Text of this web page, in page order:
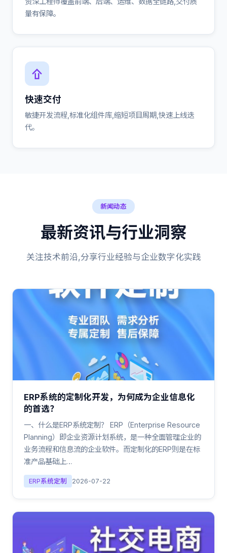
量有保障。
快速交付
敏捷开发流程,标准化组件库,缩短项目周期,快速上线迭
代。
新闻动态
最新资讯与行业洞察
关注技术前沿,分享行业经验与企业数字化实践
ERP系统的定制化开发，为何成为企业信息化
的首选？
一、什么是ERP系统定制？ ERP（Enterprise Resource
Planning）即企业资源计划系统，是一种全面管理企业的
业务流程和信息流的企业软件。而定制化的ERP则是在标
准产品基础上…
ERP系统定制 2026-07-22